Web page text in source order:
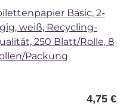
Basic, 2-
weiß, Recycling-
250 Blatt/Rolle, 8
Packung
4,75 €